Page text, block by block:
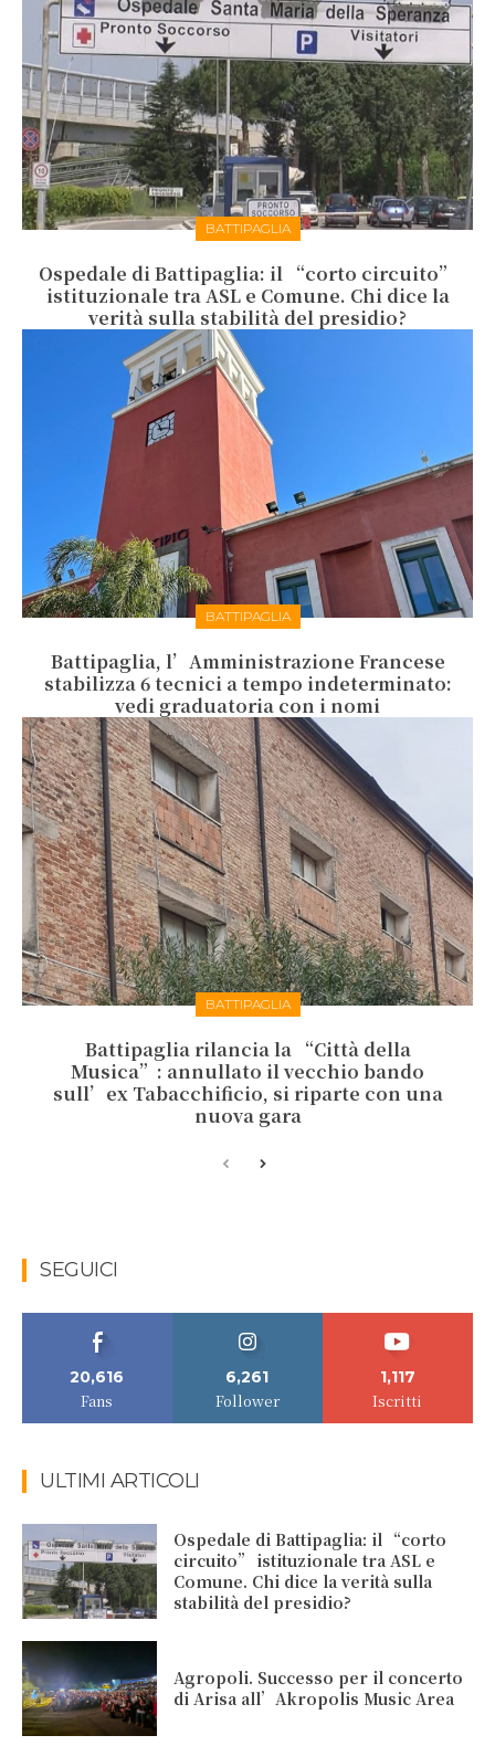
BATTIPAGLIA
Ospedale di Battipaglia: il “corto circuito”
istituzionale tra ASL e Comune. Chi dice la
verità sulla stabilità del presidio?
BATTIPAGLIA
Battipaglia, l’Amministrazione Francese
stabilizza 6 tecnici a tempo indeterminato:
vedi graduatoria con i nomi
BATTIPAGLIA
Battipaglia rilancia la “Città della
Musica”: annullato il vecchio bando
sull’ex Tabacchificio, si riparte con una
nuova gara
SEGUICI
20,616
Fans
6,261
Follower
1,117
Iscritti
ULTIMI ARTICOLI
Ospedale di Battipaglia: il “corto
circuito” istituzionale tra ASL e
Comune. Chi dice la verità sulla
stabilità del presidio?
Agropoli. Successo per il concerto
di Arisa all’Akropolis Music Area